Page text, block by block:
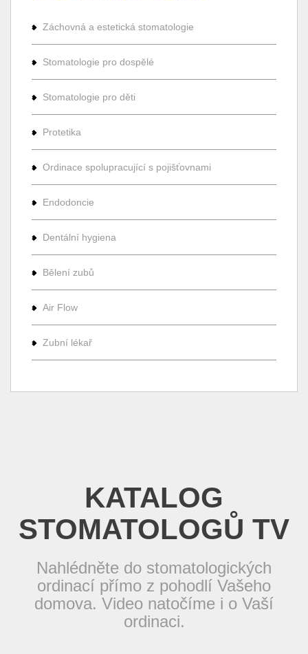
Záchovná a estetická stomatologie
Stomatologie pro dospělé
Stomatologie pro děti
Protetika
Ordinace spolupracující s pojišťovnami
Endodoncie
Dentální hygiena
Bělení zubů
Air Flow
Zubní lékař
KATALOG
STOMATOLOGŮ TV
Nahlédněte do stomatologických
ordinací přímo z pohodlí Vašeho
domova. Video natočíme i o Vaší
ordinaci.